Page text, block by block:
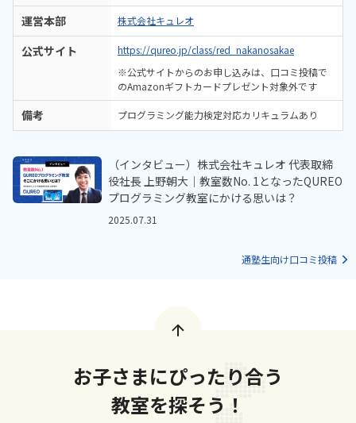
運営本部 株式会社キュレオ
公式サイト
https://qureo.jp/class/red_nakanosakae
※公式サイトからのお申し込みは、口コミ投稿で
のAmazonギフトカードプレゼント対象外です
備考 プログラミング能力検定対応カリキュラムあり
（インタビュー）株式会社キュレオ 代表取締
役社長 上野朝大｜教室数No. 1となったQUREO
プログラミング教室にかける思いは？
2025.07.31
通塾生向け口コミ投稿
お子さまにぴったり合う
教室を探そう！